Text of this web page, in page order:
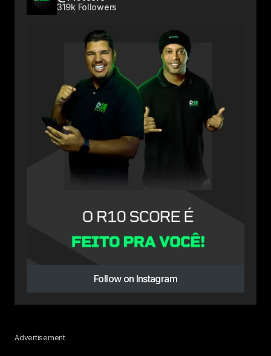
319k Followers
Follow on Instagram
Advertisement